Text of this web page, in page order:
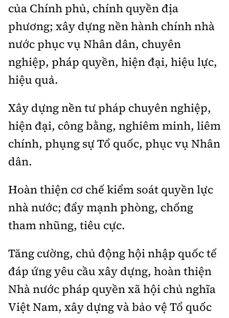
của Chính phủ, chính quyền địa
phương; xây dựng nền hành chính nhà
nước phục vụ Nhân dân, chuyên
nghiệp, pháp quyền, hiện đại, hiệu lực,
hiệu quả.
Xây dựng nền tư pháp chuyên nghiệp,
hiện đại, công bằng, nghiêm minh, liêm
chính, phụng sự Tổ quốc, phục vụ Nhân
dân.
Hoàn thiện cơ chế kiểm soát quyền lực
nhà nước; đẩy mạnh phòng, chống
tham nhũng, tiêu cực.
Tăng cường, chủ động hội nhập quốc tế
đáp ứng yêu cầu xây dựng, hoàn thiện
Nhà nước pháp quyền xã hội chủ nghĩa
Việt Nam, xây dựng và bảo vệ Tổ quốc